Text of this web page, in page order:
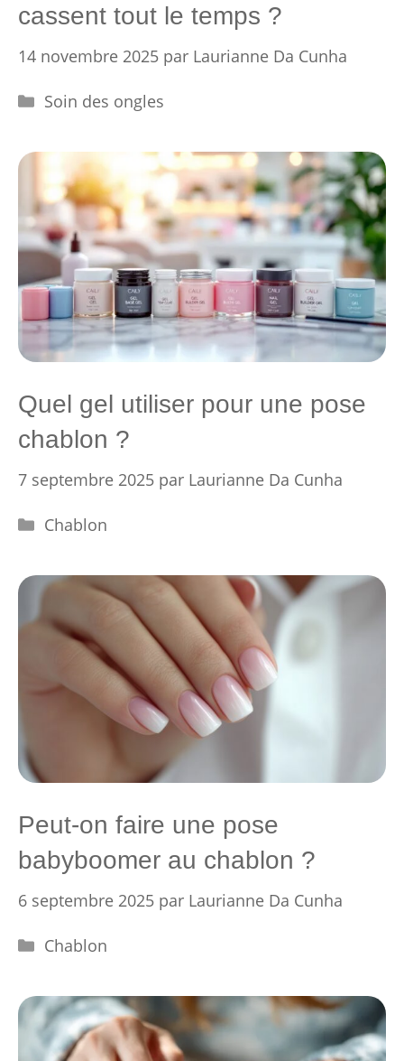
cassent tout le temps ?
14 novembre 2025 par Laurianne Da Cunha
Catégories
Soin des ongles
Quel gel utiliser pour une pose
chablon ?
7 septembre 2025 par Laurianne Da Cunha
Catégories
Chablon
Peut-on faire une pose
babyboomer au chablon ?
6 septembre 2025 par Laurianne Da Cunha
Catégories
Chablon